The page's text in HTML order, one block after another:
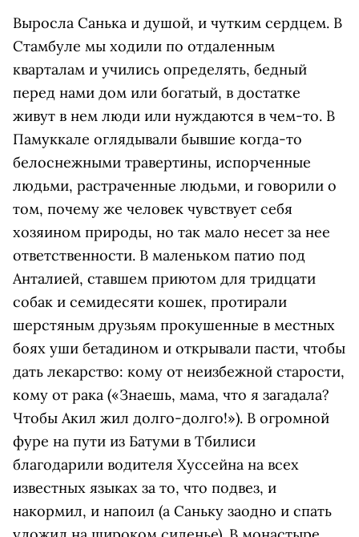
Выросла Санька и душой, и чутким сердцем. В
Стамбуле мы ходили по отдаленным
кварталам и учились определять, бедный
перед нами дом или богатый, в достатке
живут в нем люди или нуждаются в чем-то. В
Памуккале оглядывали бывшие когда-то
белоснежными травертины, испорченные
людьми, растраченные людьми, и говорили о
том, почему же человек чувствует себя
хозяином природы, но так мало несет за нее
ответственности. В маленьком патио под
Анталией, ставшем приютом для тридцати
собак и семидесяти кошек, протирали
шерстяным друзьям прокушенные в местных
боях уши бетадином и открывали пасти, чтобы
дать лекарство: кому от неизбежной старости,
кому от рака («Знаешь, мама, что я загадала?
Чтобы Акил жил долго-долго!»). В огромной
фуре на пути из Батуми в Тбилиси
благодарили водителя Хуссейна на всех
известных языках за то, что подвез, и
накормил, и напоил (а Саньку заодно и спать